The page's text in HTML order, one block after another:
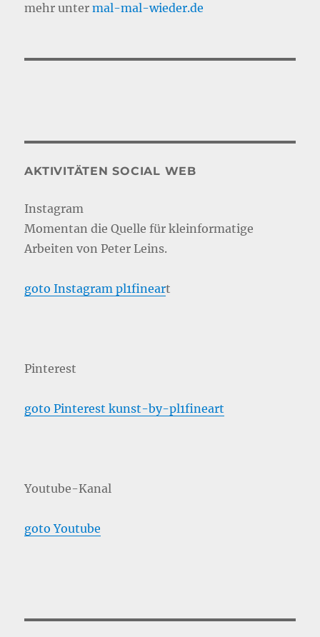
mehr untermal-mal-wieder.de
AKTIVITÄTEN SOCIAL WEB
Instagram
Momentan die Quelle für kleinformatige
Arbeiten von Peter Leins.
goto Instagram pl1fineart
Pinterest
goto Pinterest kunst-by-pl1fineart
Youtube-Kanal
goto Youtube